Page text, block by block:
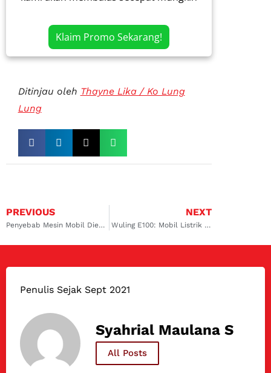
Klaim Promo Sekarang!
Ditinjau oleh Thayne Lika / Ko Lung
Lung
PREVIOUS
Penyebab Mesin Mobil Diesel Brebet dan Solusi Efektifnya
NEXT
Wuling E100: Mobil Listrik Kecil dengan Manfaat Besar
Penulis Sejak Sept 2021
Syahrial Maulana S
All Posts